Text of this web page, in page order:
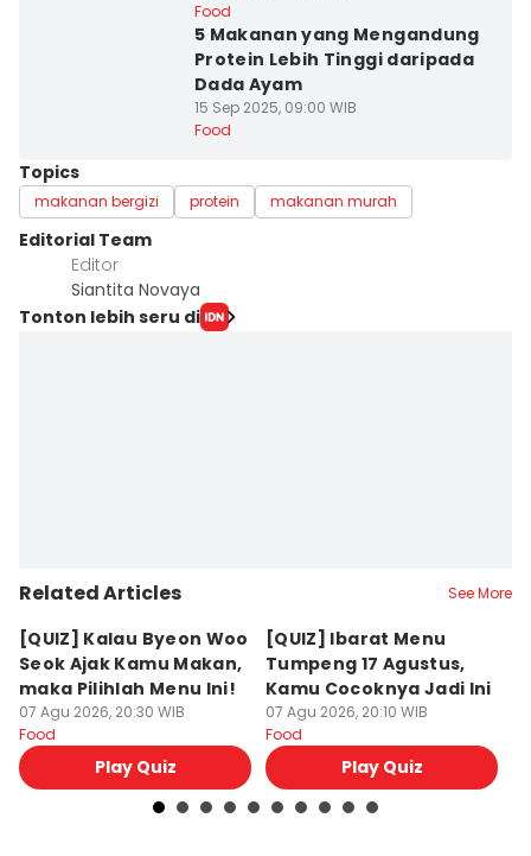
Food
5 Makanan yang Mengandung
Protein Lebih Tinggi daripada
Dada Ayam
15 Sep 2025, 09:00 WIB
Food
Topics
makanan bergizi protein makanan murah
Editorial Team
Editor
Siantita Novaya
Tonton lebih seru di
Related Articles See More
[QUIZ] Kalau Byeon Woo
Seok Ajak Kamu Makan,
maka Pilihlah Menu Ini!
07 Agu 2026, 20:30 WIB
Food
Play Quiz
[QUIZ] Ibarat Menu
Tumpeng 17 Agustus,
Kamu Cocoknya Jadi Ini
07 Agu 2026, 20:10 WIB
Food
Play Quiz